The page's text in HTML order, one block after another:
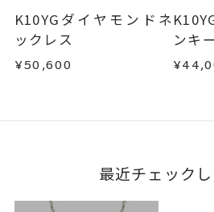
K10YGダイヤモンドネ
ックレス
¥50,600
ンキ
最近チェック